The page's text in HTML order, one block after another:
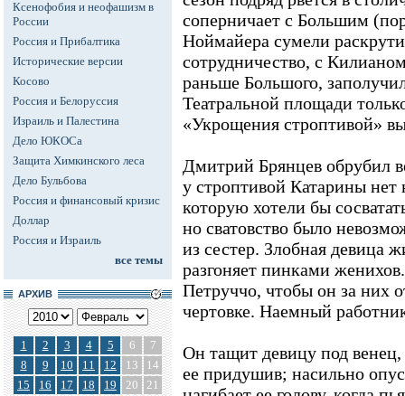
Ксенофобия и неофашизм в
России
Россия и Прибалтика
Исторические версии
Косово
Россия и Белоруссия
Израиль и Палестина
Дело ЮКОСа
Защита Химкинского леса
Дело Бульбова
Россия и финансовый кризис
Доллар
Россия и Израиль
все темы
АРХИВ
1 2 3 4 5 6
7
8
9 10 11 12 13
14
15
16 17 18 19 20
21
соперничает с Большим
Ноймайера сумели
сотрудничество, с
раньше Большого,
Театральной площади
«Укрощения строптивой»
Дмитрий Брянцев обрубил
у строптивой Катарины
которую хотели бы
но сватовство было
из сестер. Злобная девица
разгоняет пинками
Петруччо, чтобы он за них
чертовке. Наемный
Он тащит девицу под венец,
ее придушив; насильно